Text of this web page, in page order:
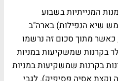
המנייתיות בשבוע
(ממש שיא הנפילות) בארה"ב
דולר, כאשר מתוך סכום זה נרשמו
דולר בקרנות שמשקיעות במניות
בקרנות שמשקיעות במניות